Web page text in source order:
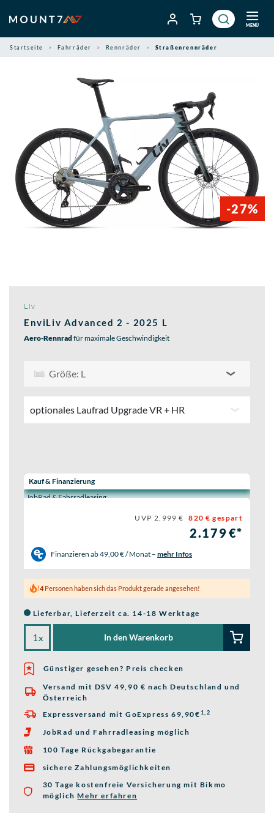
Inhalt
springen
MENÜ
Startseite Fahrräder Rennräder Straßenrennräder
-27%
Liv
EnviLiv Advanced 2 - 2025 L
Aero-Rennradfür maximale Geschwindigkeit
Größe: L
optionales Laufrad Upgrade VR + HR
Wähle eine Preisoption:
Kauf & Finanzierung
JobRad & Fahrradleasing
UVP 2.999 € 820 € gespart
2.179 €*
Finanzieren ab49,00 € / Monat – mehr Infos
4Personen haben sich das Produkt gerade angesehen!
Lieferbar, Lieferzeit ca. 14-18 Werktage
x In den Warenkorb
Günstiger gesehen? Preis checken

Versand mit DSV 49,90 € nach Deutschland und
Österreich
 Expressversand mit GoExpress 69,90€ 1,2
 JobRad und Fahrradleasing möglich
 100 Tage Rückgabegarantie

sichere Zahlungsmöglichkeiten
30 Tage kostenfreie Versicherung mit Bikmo
möglichMehr erfahren